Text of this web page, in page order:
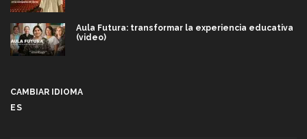
Aula Futura: transformar la experiencia educativa
(video)
CAMBIAR IDIOMA
ES